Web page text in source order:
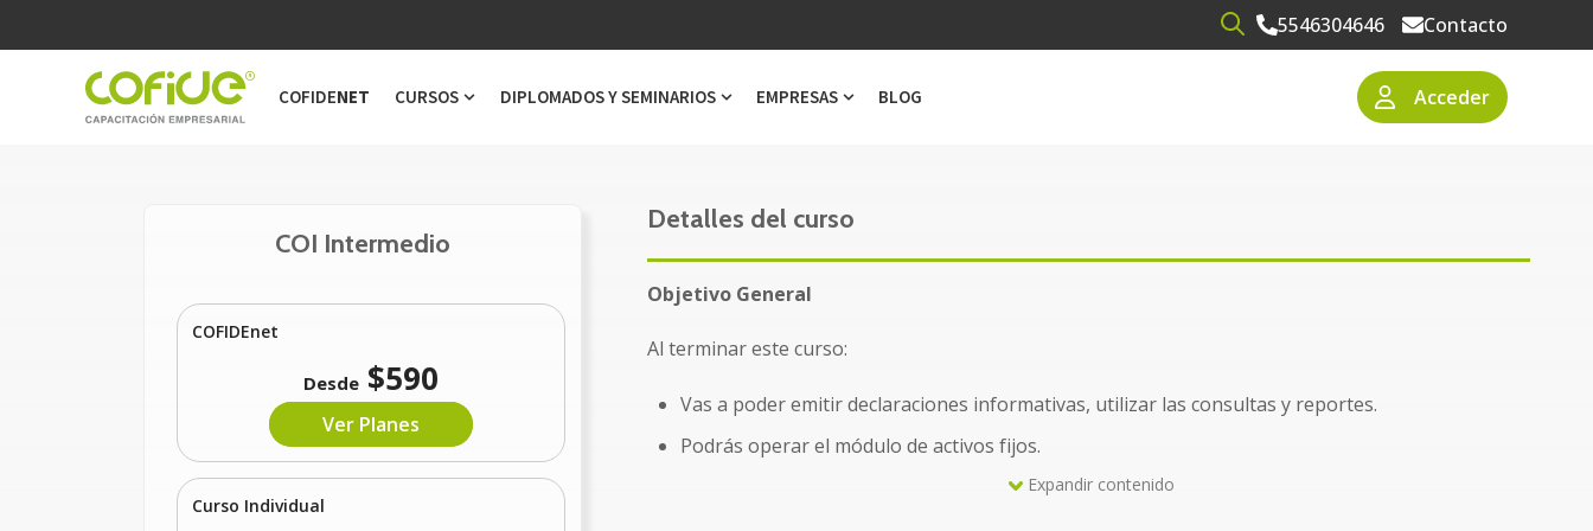
Open search5546304646 Contacto
COFIDENET CURSOS
Show submenu for Cursos
DIPLOMADOS Y SEMINARIOS
Show submenu for Diplomados y Seminarios
EMPRESAS
Show submenu for Empresas
BLOG Acceder
COI Intermedio
Curso Individual
COFIDEnet
Desde $590
Ver Planes
Detalles del curso
Objetivo General
Al terminar este curso:
Vas a poder emitir declaraciones informativas, utilizar las consultas y reportes.
Podrás operar el módulo de activos fijos.
Utilizarás las herramientas informáticas del sistema.
Expandir contenido